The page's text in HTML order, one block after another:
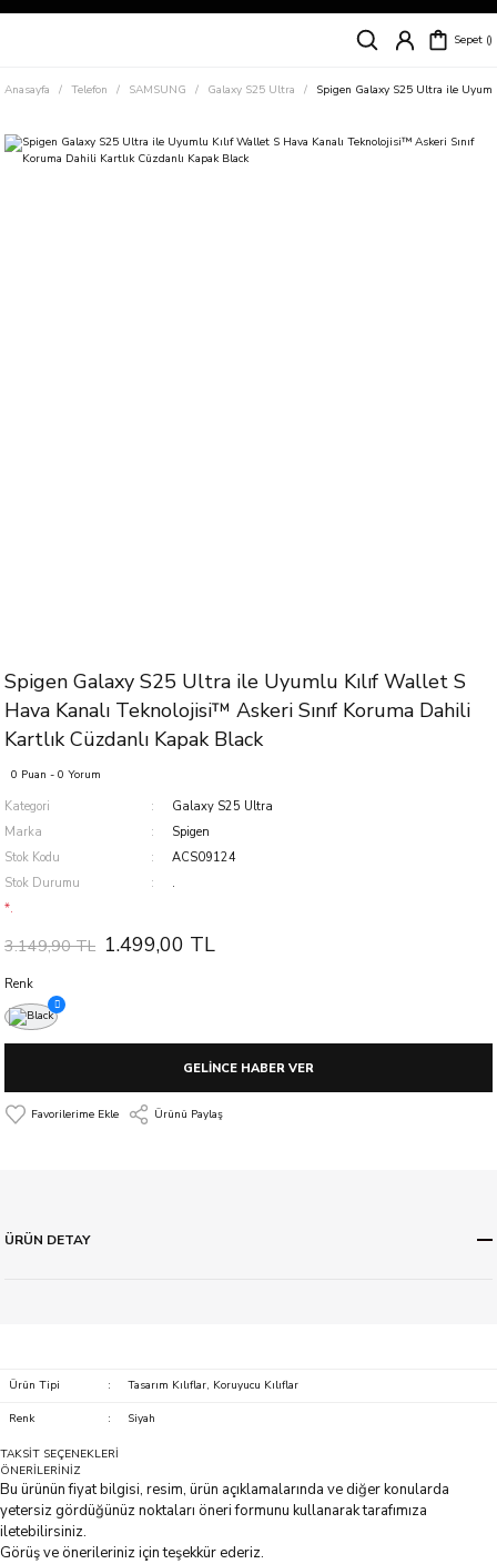
Siparişleriniz
Süper İndirimli Fiyatlar
Sepet
Anasayfa Telefon SAMSUNG Galaxy S25 Ultra Spigen Galaxy S25 Ultra ile
Spigen Galaxy S25 Ultra ile Uyumlu Kılıf Wallet S
Hava Kanalı Teknolojisi™ Askeri Sınıf Koruma Dahili
Kartlık Cüzdanlı Kapak Black
0 Puan - 0 Yorum
Kategori
Galaxy S25 Ultra
Marka
Spigen
Stok Kodu
ACS09124
Stok Durumu
.
*.
3.149,90 TL 1.499,00 TL
Renk
GELİNCE HABER VER
Ürünü Paylaş
ÜRÜN DETAY
Ürün Tipi : Tasarım Kılıflar, Koruyucu Kılıflar
Renk : Siyah
TAKSİT SEÇENEKLERİ
ÖNERİLERİNİZ
Bu ürünün fiyat bilgisi, resim, ürün açıklamalarında ve diğer konularda
yetersiz gördüğünüz noktaları öneri formunu kullanarak tarafımıza
iletebilirsiniz.
Görüş ve önerileriniz için teşekkür ederiz.